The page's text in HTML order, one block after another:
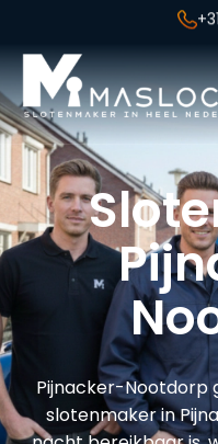
Pijnacker-Nootdorp
slotenmaker in